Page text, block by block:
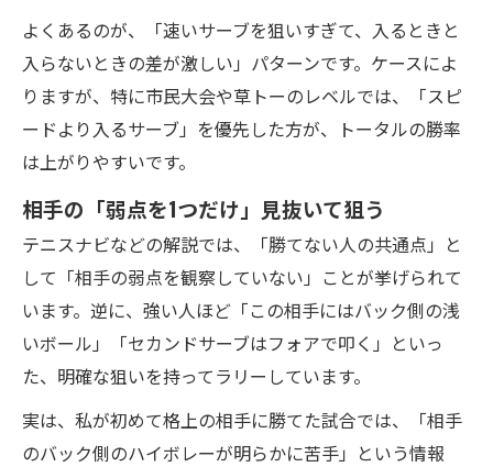
よくあるのが、「速いサーブを狙いすぎて、入るときと
入らないときの差が激しい」パターンです。ケースによ
りますが、特に市民大会や草トーのレベルでは、「スピ
ードより入るサーブ」を優先した方が、トータルの勝率
は上がりやすいです。
相手の「弱点を1つだけ」見抜いて狙う
テニスナビなどの解説では、「勝てない人の共通点」と
して「相手の弱点を観察していない」ことが挙げられて
います。逆に、強い人ほど「この相手にはバック側の浅
いボール」「セカンドサーブはフォアで叩く」といっ
た、明確な狙いを持ってラリーしています。
実は、私が初めて格上の相手に勝てた試合では、「相手
のバック側のハイボレーが明らかに苦手」という情報